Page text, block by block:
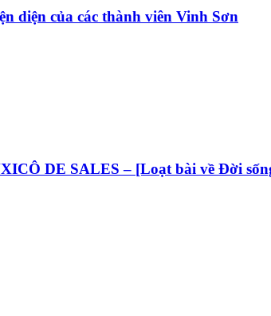
diện của các thành viên Vinh Sơn
DE SALES – [Loạt bài về Đời